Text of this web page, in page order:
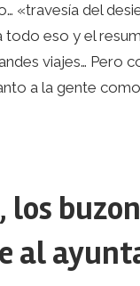
«travesía del
eso y el
viajes… Pero
a la gente
los
al